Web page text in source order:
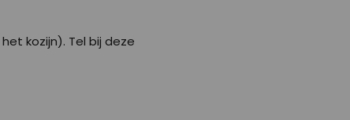
kozijn). Tel bij deze